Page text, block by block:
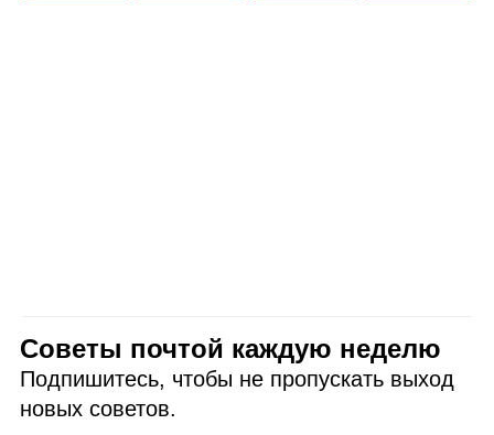
Советы почтой каждую неделю
Подпишитесь, чтобы не пропускать выход
новых советов.